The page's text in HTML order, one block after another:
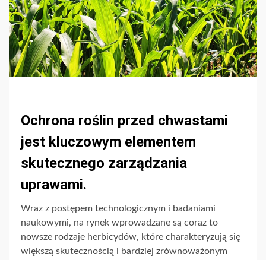
Ochrona roślin przed chwastami
jest kluczowym elementem
skutecznego zarządzania
uprawami.
Wraz z postępem technologicznym i badaniami
naukowymi, na rynek wprowadzane są coraz to
nowsze rodzaje herbicydów, które charakteryzują się
większą skutecznością i bardziej zrównoważonym